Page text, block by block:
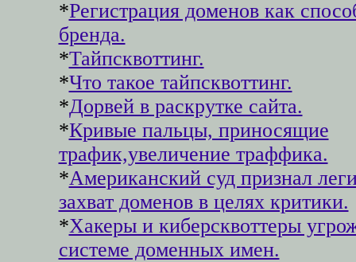
*Регистрация доменов как
бренда.
*Тайпсквоттинг.
*Что такое тайпсквоттинг.
*Дорвей в раскрутке сайта.
*Кривые пальцы, приносящие
трафик,увеличение траффика.
*Американский суд признал
захват доменов в целях критики.
*Хакеры и киберсквоттеры
системе доменных имен.